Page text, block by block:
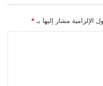
الإلزامية مشار إليها بـ *